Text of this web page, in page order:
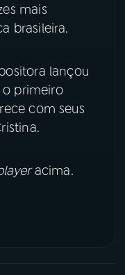
mais
brasileira.
lançou
o primeiro
com seus
acima.